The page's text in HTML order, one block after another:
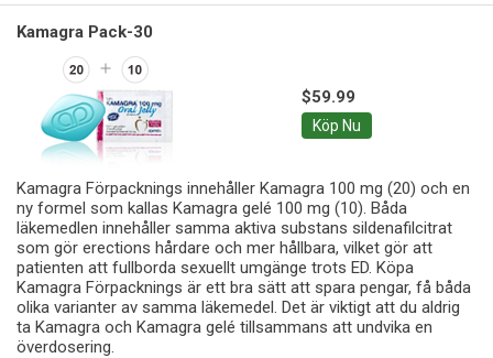
Kamagra Pack-30
$59.99
Köp Nu
Kamagra Förpacknings innehåller Kamagra 100 mg (20) och en
ny formel som kallas Kamagra gelé 100 mg (10). Båda
läkemedlen innehåller samma aktiva substans sildenafilcitrat
som gör erections hårdare och mer hållbara, vilket gör att
patienten att fullborda sexuellt umgänge trots ED. Köpa
Kamagra Förpacknings är ett bra sätt att spara pengar, få båda
olika varianter av samma läkemedel. Det är viktigt att du aldrig
ta Kamagra och Kamagra gelé tillsammans att undvika en
överdosering.